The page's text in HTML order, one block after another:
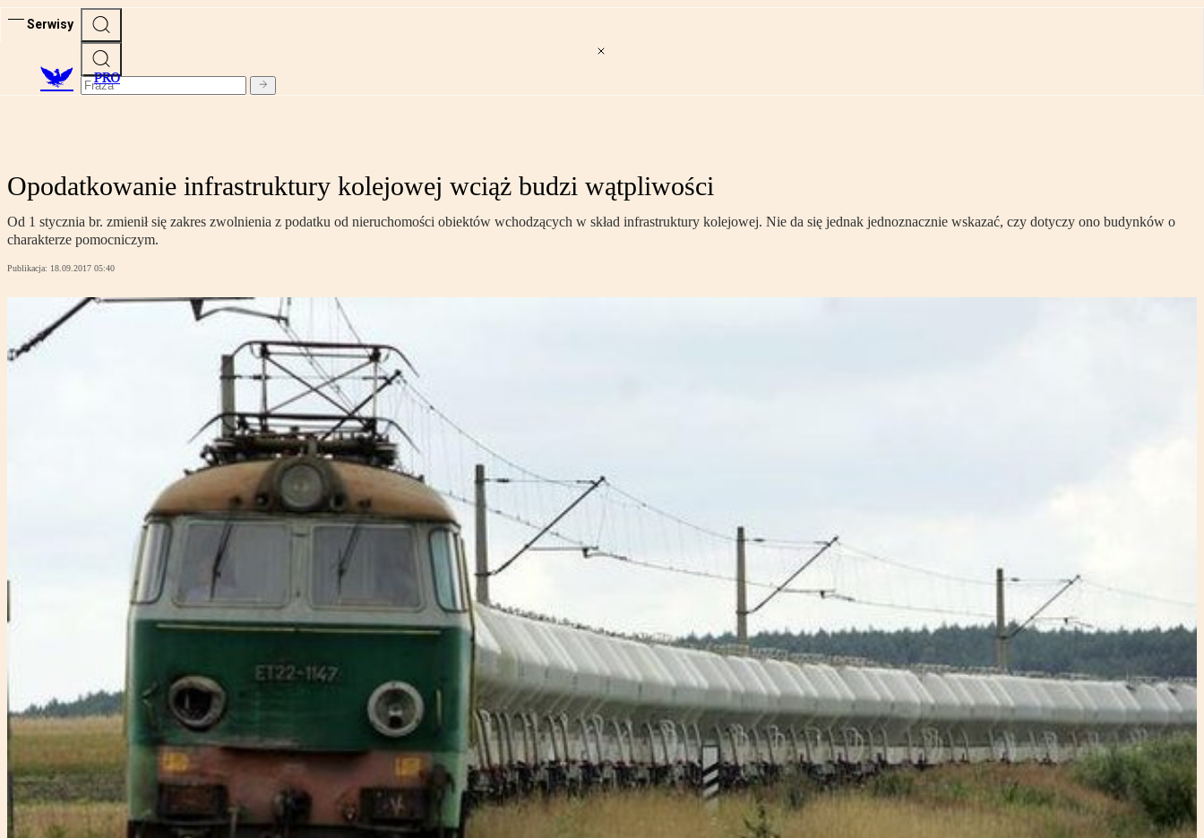
Serwisy
PRO
Opodatkowanie infrastruktury kolejowej wciąż budzi wątpliwości
Od 1 stycznia br. zmienił się zakres zwolnienia z podatku od nieruchomości obiektów wchodzących w skład infrastruktury kolejowej. Nie da się jednak jednoznacznie wskazać, czy dotyczy ono budynków o
charakterze pomocniczym.
Publikacja: 18.09.2017 05:40